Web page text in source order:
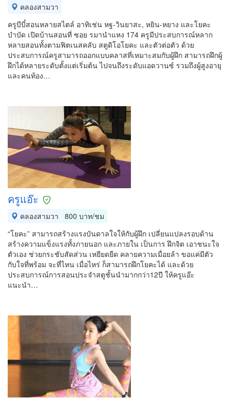
คลองสามวา
ครูบีบี๋สอนหลายสไตล์ อาทิเช่น หฐ-วินยาสะ, หยิน-หยาง และโยคะ
บำบัด เปิดบ้านสอนที่ ซอย รมานำแหง 174 ครูมีประสบการณ์หลาก
หลายสอนทั้งตามฟิตเนสคลับ สตูดิโอโยคะ และตัวต่อตัว ด้วย
ประสบการณ์ครูสามารถออกแบบคลาสที่เหมาะสมกับผู้ฝึก สามารถฝึกผู้
ฝึกได้หลายระดับตั้งแต่เริ่มต้น ไปจนถึงระดับแอดวานซ์ รวมถึงผู้สูงอายุ
และคนท้อง…
ครูแอ๊ะ
คลองสามวา
800 บาท/ชม
“โยคะ” สามารถสร้างแรงบันดาลใจให้กับผู้ฝึก เปลี่ยนแปลงรอบด้าน
สร้างความแข็งแรงทั้งภายนอก และภายใน เป็นการ ฝึกจิต เอาชนะใจ
ตัวเอง ช่วยกระชับสัดส่วน เหยียดยืด คลายความเมื่อยล้า ขอแค่มีตัว
กับใจที่พร้อม จะที่ไหน เมื่อไหร่ ก็สามารถฝึกโยคะได้ และด้วย
ประสบการณ์การสอนประจำสตูชั้นนำมากกว่า12ปี ให้ครูแอ๊ะ
แนะนำ…